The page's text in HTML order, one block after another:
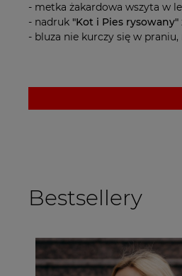
- metka żakardowa wszyta w
- nadruk "Kot i Pies rysowany"
- bluza nie kurczy się w
Bestsellery